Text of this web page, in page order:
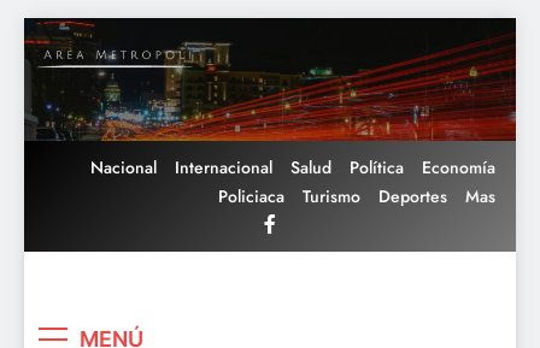
Saltar
al
contenido
Nacional Internacional Salud Política
Economía
Policiaca
Turismo Deportes Mas
MENÚ